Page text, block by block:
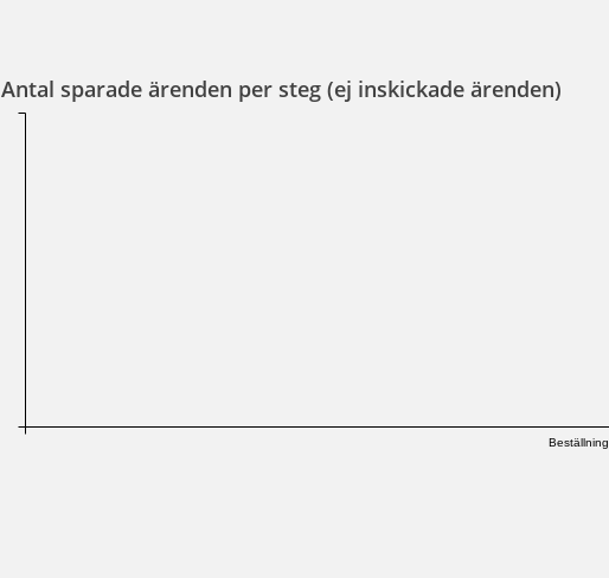
Antal sparade ärenden per steg (ej inskickade ärenden)
Beställning